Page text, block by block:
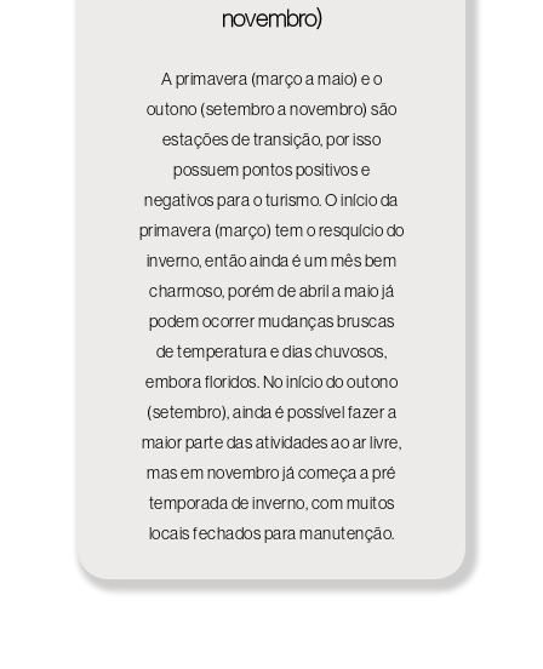
novembro)
A primavera (março a maio) e o
outono (setembro a novembro) são
estações de transição, por isso
possuem pontos positivos e
negativos para o turismo. O início da
primavera (março) tem o resquício do
inverno, então ainda é um mês bem
charmoso, porém de abril a maio já
podem ocorrer mudanças bruscas
de temperatura e dias chuvosos,
embora floridos. No início do outono
(setembro), ainda é possível fazer a
maior parte das atividades ao ar livre,
mas em novembro já começa a pré
temporada de inverno, com muitos
locais fechados para manutenção.